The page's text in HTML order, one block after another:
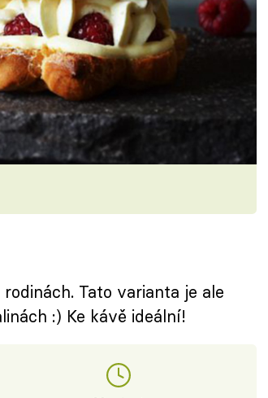
Tato varianta je ale
:) Ke kávě ideální!